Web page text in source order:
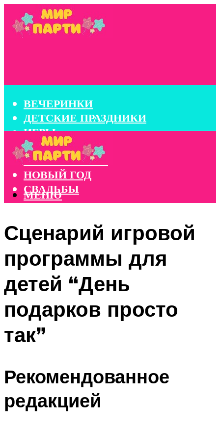
ВЕЧЕРИНКИ
ДЕТСКИЕ ПРАЗДНИКИ
ИГРЫ
КОНКУРСЫ
КОРПОРАТИВЫ
НОВЫЙ ГОД
СВАДЬБЫ
МЕНЮ
Сценарий игровой
программы для
детей “День
подарков просто
так”
Рекомендованное
редакцией